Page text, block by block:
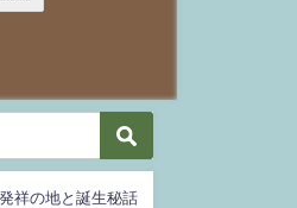
祥の地と誕生秘話